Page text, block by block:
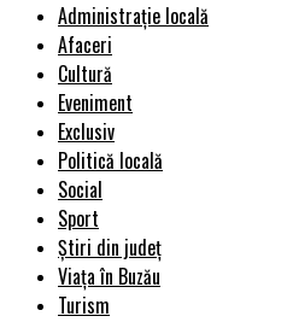
Administrație locală
Afaceri
Cultură
Eveniment
Exclusiv
Politică locală
Social
Sport
Știri din județ
Viața în Buzău
Turism